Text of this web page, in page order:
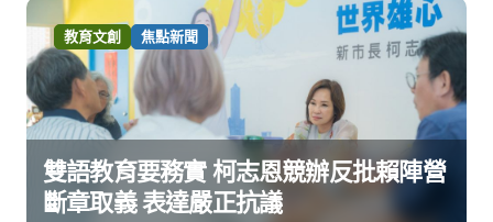
教育文創 焦點新聞
雙語教育要務實 柯志恩競辦反批賴陣營
斷章取義 表達嚴正抗議